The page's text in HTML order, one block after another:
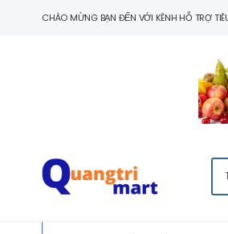
CHÀO MỪNG BẠN ĐẾN VỚI KÊNH HỖ TRỢ